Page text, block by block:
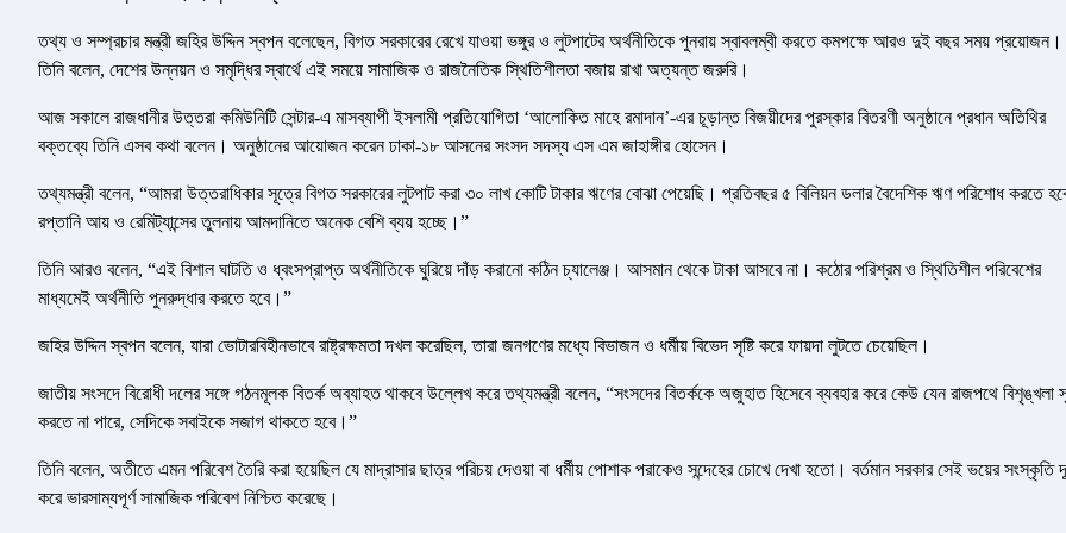
তথ্য ও সম্প্রচার মন্ত্রী জহির উদ্দিন স্বপন বলেছেন, বিগত সরকারের রেখে যাওয়া ভঙ্গুর ও লুটপাটের অর্থনীতিকে পুনরায় স্বাবলম্বী করতে কমপক্ষে আরও দুই বছর সময় প্রয়োজন।
তিনি বলেন, দেশের উন্নয়ন ও সমৃদ্ধির স্বার্থে এই সময়ে সামাজিক ও রাজনৈতিক স্থিতিশীলতা বজায় রাখা অত্যন্ত জরুরি।
আজ সকালে রাজধানীর উত্তরা কমিউনিটি সেন্টার-এ মাসব্যাপী ইসলামী প্রতিযোগিতা ‘আলোকিত মাহে রমাদান’-এর চূড়ান্ত বিজয়ীদের পুরস্কার বিতরণী অনুষ্ঠানে প্রধান অতিথির
বক্তব্যে তিনি এসব কথা বলেন। অনুষ্ঠানের আয়োজন করেন ঢাকা-১৮ আসনের সংসদ সদস্য এস এম জাহাঙ্গীর হোসেন।
তথ্যমন্ত্রী বলেন, “আমরা উত্তরাধিকার সূত্রে বিগত সরকারের লুটপাট করা ৩০ লাখ কোটি টাকার ঋণের বোঝা পেয়েছি। প্রতিবছর ৫ বিলিয়ন ডলার বৈদেশিক ঋণ পরিশোধ করতে
রপ্তানি আয় ও রেমিট্যান্সের তুলনায় আমদানিতে অনেক বেশি ব্যয় হচ্ছে।”
তিনি আরও বলেন, “এই বিশাল ঘাটতি ও ধ্বংসপ্রাপ্ত অর্থনীতিকে ঘুরিয়ে দাঁড় করানো কঠিন চ্যালেঞ্জ। আসমান থেকে টাকা আসবে না। কঠোর পরিশ্রম ও স্থিতিশীল পরিবেশের
মাধ্যমেই অর্থনীতি পুনরুদ্ধার করতে হবে।”
জহির উদ্দিন স্বপন বলেন, যারা ভোটারবিহীনভাবে রাষ্ট্রক্ষমতা দখল করেছিল, তারা জনগণের মধ্যে বিভাজন ও ধর্মীয় বিভেদ সৃষ্টি করে ফায়দা লুটতে চেয়েছিল।
জাতীয় সংসদে বিরোধী দলের সঙ্গে গঠনমূলক বিতর্ক অব্যাহত থাকবে উল্লেখ করে তথ্যমন্ত্রী বলেন, “সংসদের বিতর্ককে অজুহাত হিসেবে ব্যবহার করে কেউ যেন রাজপথে বিশৃঙ্খলা
করতে না পারে, সেদিকে সবাইকে সজাগ থাকতে হবে।”
তিনি বলেন, অতীতে এমন পরিবেশ তৈরি করা হয়েছিল যে মাদ্রাসার ছাত্র পরিচয় দেওয়া বা ধর্মীয় পোশাক পরাকেও সন্দেহের চোখে দেখা হতো। বর্তমান সরকার সেই ভয়ের সংস্কৃতি
করে ভারসাম্যপূর্ণ সামাজিক পরিবেশ নিশ্চিত করেছে।